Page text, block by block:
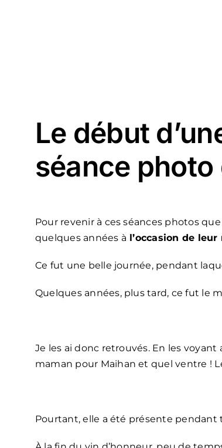
Le début
séance
Pour revenir à ces séances photos que
quelques années à l’occasion de leur
Ce fut une belle journée, pendant
Quelques années, plus tard, ce fut le
Je les ai donc retrouvés. En les
maman pour Maihan et quel ventre !
Pourtant, elle a été présente pendant